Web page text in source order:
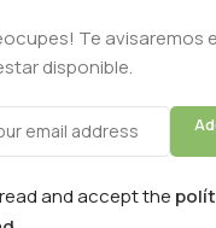
Te avisaremos
disponible.
and accept the